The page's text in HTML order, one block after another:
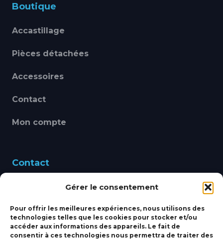
Gérer le consentement
Pour offrir les meilleures expériences, nous utilisons des
technologies telles que les cookies pour stocker et/ou
accéder aux informations des appareils. Le fait de
consentir à ces technologies nous permettra de traiter des
Boutique
Accastillage
Pièces détachées
Accessoires
Contact
Mon compte
Contact
460 Avenue Alain Le
bbsmarine@bbs-